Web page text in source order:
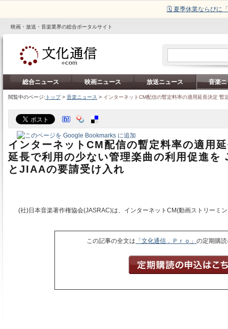
🗓️ 夏季休業ならびに
映画・放送・音楽業界の総合ポータルサイト
総合ニュース 映画ニュース 放送ニュース 音楽
閲覧中のページ: トップ> 音楽ニュース > インターネットCM配信の暫定料率の適用延長決定
インターネットCM配信の暫定料率の適用
延長で利用の少ない管理楽曲の利用促進を
とJIAAの要請受け入れ
(社)日本音楽著作権協会(JASRAC)は、インターネットCM(動画ストリーミ
この記事の全文は 「文化通信．Ｐｒｏ」の定期購